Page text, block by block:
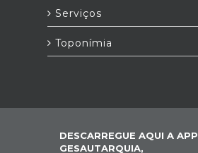
Serviços
Toponímia
DESCARREGUE AQUI A APP
GESAUTARQUIA,